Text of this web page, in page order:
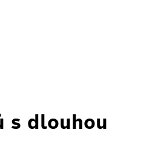
s dlouhou